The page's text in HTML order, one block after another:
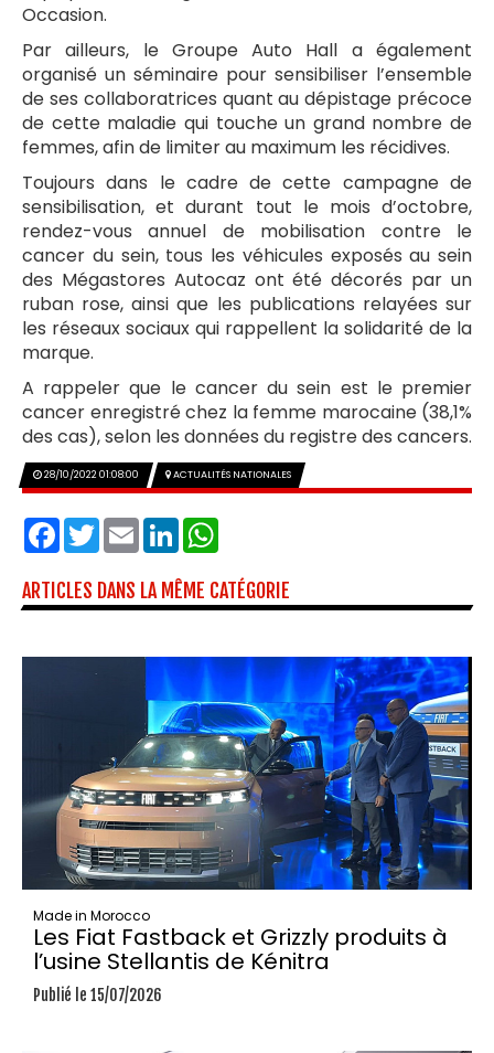
Occasion.
Par ailleurs, le Groupe Auto Hall a également
organisé un séminaire pour sensibiliser l’ensemble
de ses collaboratrices quant au dépistage précoce
de cette maladie qui touche un grand nombre de
femmes, afin de limiter au maximum les récidives.
Toujours dans le cadre de cette campagne de
sensibilisation, et durant tout le mois d’octobre,
rendez-vous annuel de mobilisation contre le
cancer du sein, tous les véhicules exposés au sein
des Mégastores Autocaz ont été décorés par un
ruban rose, ainsi que les publications relayées sur
les réseaux sociaux qui rappellent la solidarité de la
marque.
A rappeler que le cancer du sein est le premier
cancer enregistré chez la femme marocaine (38,1%
des cas), selon les données du registre des cancers.
28/10/2022 01:08:00 ACTUALITÉS NATIONALES
Facebook
TwitterEmailLinkedIn
ARTICLES DANS LA MÊME CATÉGORIE
Made in Morocco
Les Fiat Fastback et Grizzly produits à
l’usine Stellantis de Kénitra
Publié le 15/07/2026